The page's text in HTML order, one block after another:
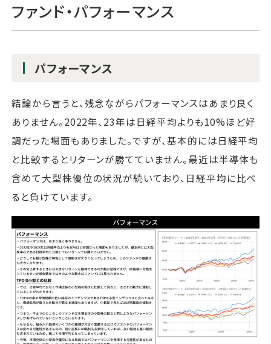
ファンド・パフォーマンス
パフォーマンス
結論から言うと、残念ながらパフォーマンスはあまり良く
ありません。2022年、23年は日経平均よりも10%ほど好
調だった場面もありました。ですが、基本的には日経平均
と比較するとリターンが勝てていません。最近は半導体も
含めて大型株優位の状況が続いており、日経平均に比べ
ると負けています。